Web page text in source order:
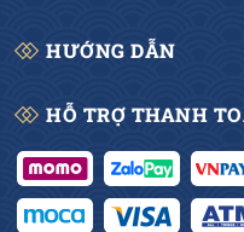
HƯỚNG DẪN
HỖ TRỢ THANH